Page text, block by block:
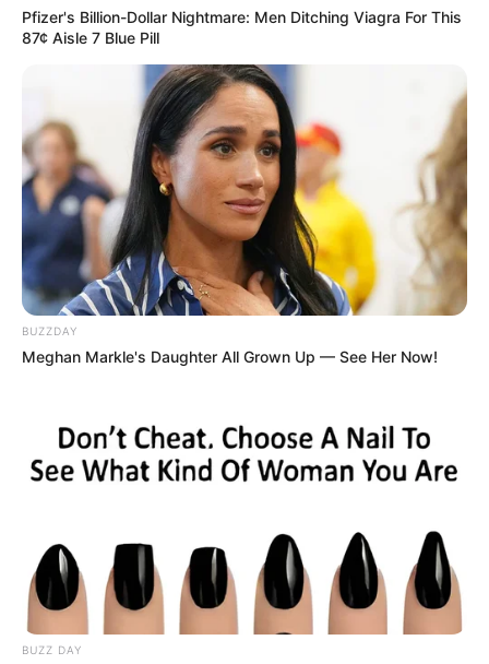
Pfizer's Billion-Dollar Nightmare: Men Ditching Viagra For This
87¢ Aisle 7 Blue Pill
BUZZDAY
Meghan Markle's Daughter All Grown Up — See Her Now!
BUZZ DAY